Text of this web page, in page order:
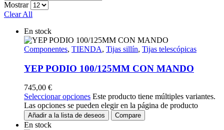
Mostrar
Clear All
En stock
Componentes, TIENDA, Tijas sillín, Tijas telescópicas
YEP PODIO 100/125MM CON MANDO
745,00 €
Seleccionar opciones Este producto tiene múltiples variantes.
Las opciones se pueden elegir en la página de producto
Añadir a la lista de deseos Compare
En stock